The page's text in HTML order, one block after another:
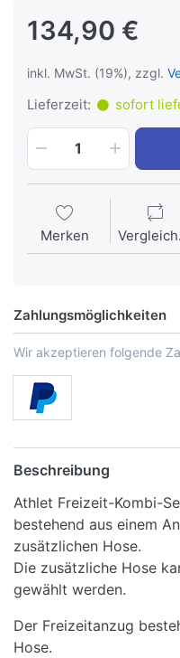
134,90 €
inkl. MwSt. (19%), zzgl.
Lieferzeit: sofort
1
Merken
Zahlungsmöglichkeiten
Wir akzeptieren folgende
Beschreibung
Athlet Freizeit-Kombi-
bestehend aus einem
zusätzlichen Hose.
Die zusätzliche Hose
gewählt werden.
Der Freizeitanzug
Hose.